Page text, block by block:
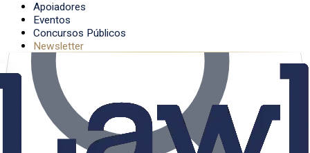
Apoiadores
Eventos
Concursos Públicos
Newsletter